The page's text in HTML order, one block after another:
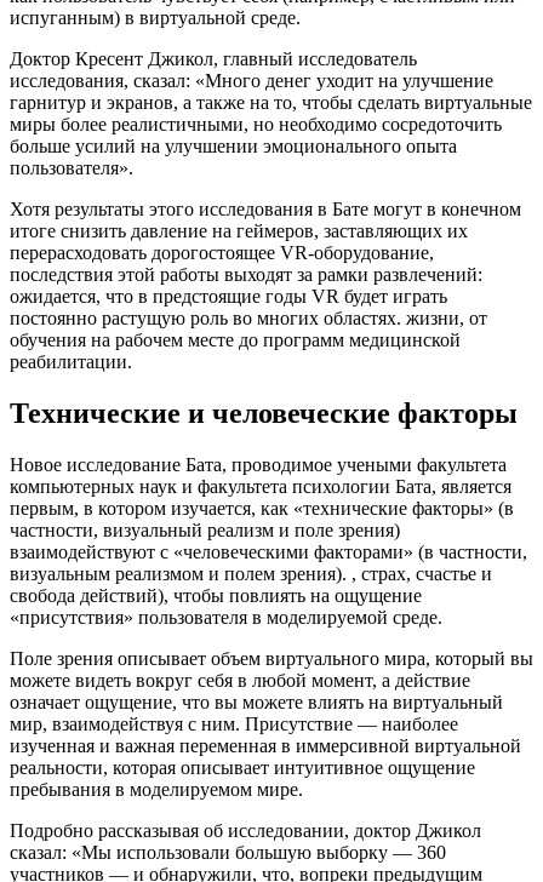
испуганным) в виртуальной среде.
Доктор Кресент Джикол, главный исследователь
исследования, сказал: «Много денег уходит на улучшение
гарнитур и экранов, а также на то, чтобы сделать виртуальные
миры более реалистичными, но необходимо сосредоточить
больше усилий на улучшении эмоционального опыта
пользователя».
Хотя результаты этого исследования в Бате могут в конечном
итоге снизить давление на геймеров, заставляющих их
перерасходовать дорогостоящее VR-оборудование,
последствия этой работы выходят за рамки развлечений:
ожидается, что в предстоящие годы VR будет играть
постоянно растущую роль во многих областях. жизни, от
обучения на рабочем месте до программ медицинской
реабилитации.
Технические и человеческие факторы
Новое исследование Бата, проводимое учеными факультета
компьютерных наук и факультета психологии Бата, является
первым, в котором изучается, как «технические факторы» (в
частности, визуальный реализм и поле зрения)
взаимодействуют с «человеческими факторами» (в частности,
визуальным реализмом и полем зрения). , страх, счастье и
свобода действий), чтобы повлиять на ощущение
«присутствия» пользователя в моделируемой среде.
Поле зрения описывает объем виртуального мира, который вы
можете видеть вокруг себя в любой момент, а действие
означает ощущение, что вы можете влиять на виртуальный
мир, взаимодействуя с ним. Присутствие — наиболее
изученная и важная переменная в иммерсивной виртуальной
реальности, которая описывает интуитивное ощущение
пребывания в моделируемом мире.
Подробно рассказывая об исследовании, доктор Джикол
сказал: «Мы использовали большую выборку — 360
участников — и обнаружили, что, вопреки предыдущим